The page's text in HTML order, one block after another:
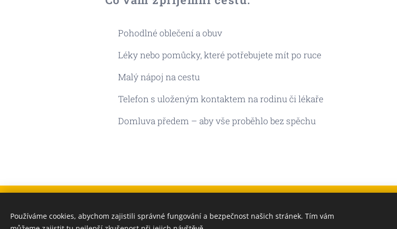
👠 Pohodlné oblečení a obuv
💊 Léky nebo pomůcky, které potřebujete mít po ruce
🧃 Malý nápoj na cestu
📞 Telefon s uloženým kontaktem na rodinu či lékaře
🕒 Domluva předem – aby vše proběhlo bez spěchu
tel.: +420777 235 721email: danataxipraha@gmail.com, Facebook Dana Taxi Praha
Používáme cookies, abychom zajistili správné fungování a bezpečnost našich stránek. Tím vám